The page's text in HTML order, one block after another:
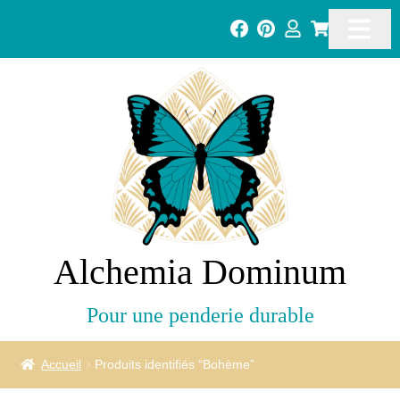
Alchemia Dominum
Pour une penderie durable
Accueil Produits identifiés “Bohème”